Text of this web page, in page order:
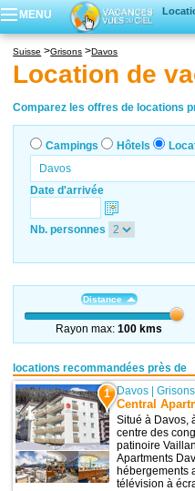
MENU
Suisse Grisons Davos
Location de
Comparez les offres de locations
Campings Hôtels
Date d'arrivée
Nb. personnes
Distance
Rayon max:100 kms
locations recommandées près de
1 Davos |Grisons
Central
Situé à Davos,
centre des
patinoire
Apartments
hébergements
télévision à